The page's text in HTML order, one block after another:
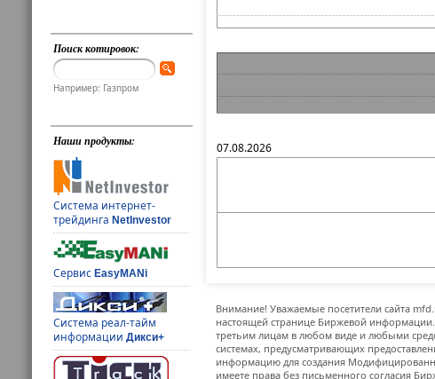
Поиск котировок:
Например: Газпром
Наши продукты:
Система интернет-
трейдингаNetInvestor
СервисEasyMANi
Система реал-тайм
информацииДикси+
07.08.2026
Внимание! Уважаемые посетители сайта
настоящей странице Биржевой
третьим лицам в любом виде и любыми
системах, предусматривающих
информацию для создания
имеете права без письменного согласия